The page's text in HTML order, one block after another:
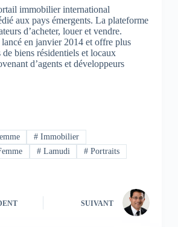
immobilier international
aux pays émergents. La plateforme
d’acheter, louer et vendre.
lancé en janvier 2014 et offre plus
de biens résidentiels et locaux
d’agents et développeurs
# Immobilier
#Lamudi # Portraits
SUIVANT